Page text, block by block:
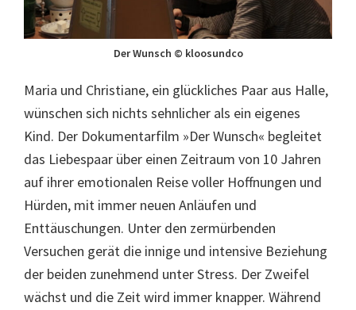
Der Wunsch © kloosundco
Maria und Christiane, ein glückliches Paar aus Halle,
wünschen sich nichts sehnlicher als ein eigenes
Kind. Der Dokumentarfilm »Der Wunsch« begleitet
das Liebespaar über einen Zeitraum von 10 Jahren
auf ihrer emotionalen Reise voller Hoffnungen und
Hürden, mit immer neuen Anläufen und
Enttäuschungen. Unter den zermürbenden
Versuchen gerät die innige und intensive Beziehung
der beiden zunehmend unter Stress. Der Zweifel
wächst und die Zeit wird immer knapper. Während